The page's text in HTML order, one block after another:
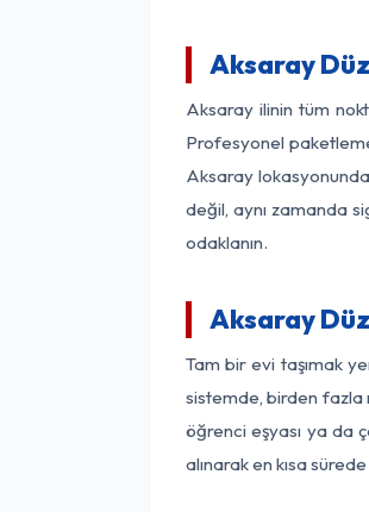
Aksaray
Aksaray ilinin tüm
Profesyonel
Aksaray
değil, aynı zamanda
odaklanın.
Aksaray
Tam bir evi taşımak
sistemde, birden fazla
öğrenci eşyası ya da
alınarak en kısa